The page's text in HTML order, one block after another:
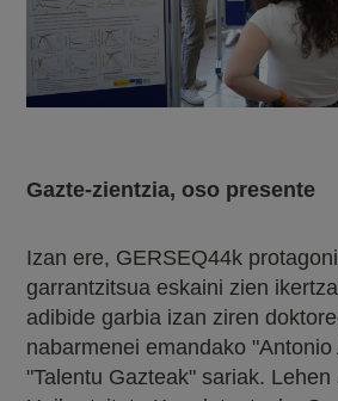
Gazte-zientzia, oso presente
Izan ere, GERSEQ44k
garrantzitsua eskaini zien
adibide garbia izan ziren
nabarmenei emandako "Antonio
"Talentu Gazteak" sariak.